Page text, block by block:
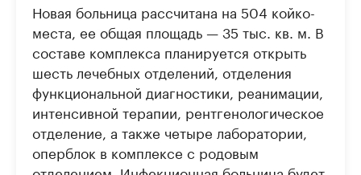
Новая больница рассчитана на 504 койко-
места, ее общая площадь — 35 тыс. кв. м. В
составе комплекса планируется открыть
шесть лечебных отделений, отделения
функциональной диагностики, реанимации,
интенсивной терапии, рентгенологическое
отделение, а также четыре лаборатории,
оперблок в комплексе с родовым